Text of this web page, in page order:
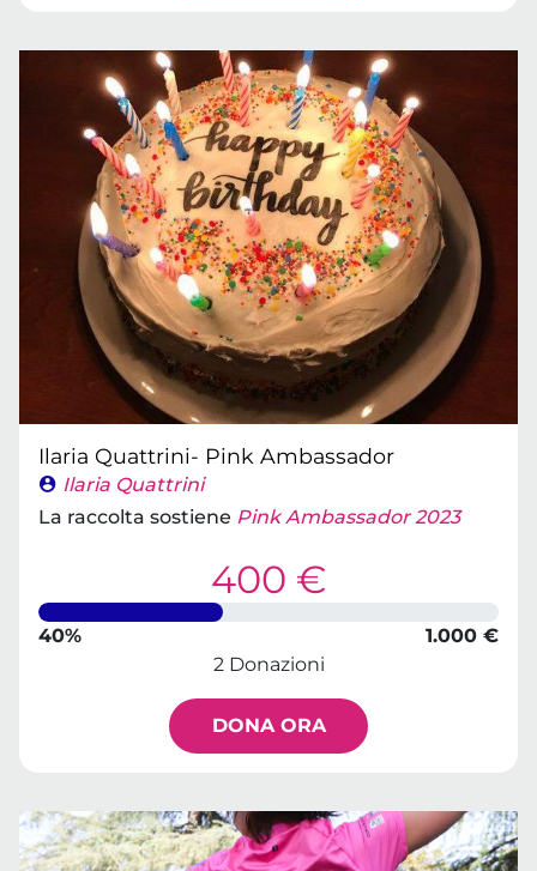
Ilaria Quattrini- Pink Ambassador
Ilaria Quattrini
La raccolta sostiene Pink Ambassador 2023
400 €
40%
1.000 €
2 Donazioni
DONA ORA